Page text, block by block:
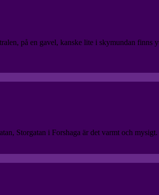
på en gavel, kanske lite i skymundan finns
Storgatan i Forshaga är det varmt och